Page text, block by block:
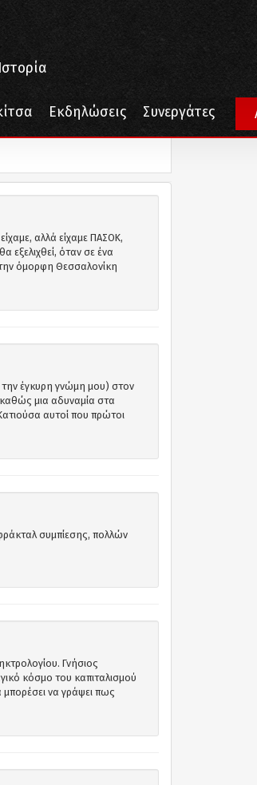
Ιστορία
Εκδηλώσεις Συνεργάτες
αλλά είχαμε ΠΑΣΟΚ,
εξελιχθεί, όταν σε ένα
όμορφη Θεσσαλονίκη
έγκυρη γνώμη μου) στον
μια αδυναμία στα
αυτοί που πρώτοι
συμπίεσης, πολλών
Γνήσιος
κόσμο του καπιταλισμού
μπορέσει να γράψει πως